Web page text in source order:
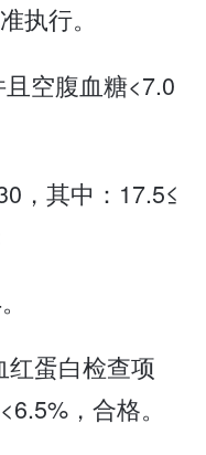
执行。
空腹血糖<7.0
，其中：17.5≤
红蛋白检查项
，合格。